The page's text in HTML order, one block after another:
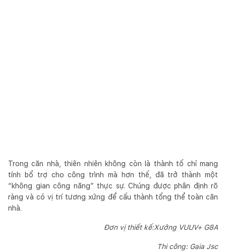
Trong căn nhà, thiên nhiên không còn là thành tố chỉ mang
tính bổ trợ cho công trình mà hơn thế, đã trở thành một
“không gian công năng” thực sự. Chúng được phân định rõ
ràng và có vị trí tương xứng để cấu thành tổng thể toàn căn
nhà.
Đơn vị thiết kế:Xưởng VUUV+ G8A
Thi công: Gaia Jsc